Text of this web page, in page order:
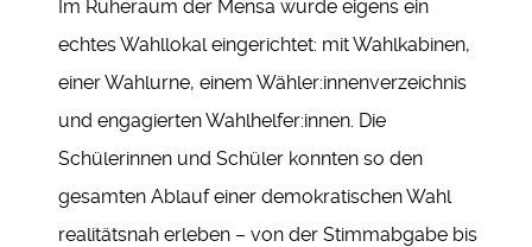
Im Ruheraum der Mensa wurde eigens ein
echtes Wahllokal eingerichtet: mit Wahlkabinen,
einer Wahlurne, einem Wähler:innenverzeichnis
und engagierten Wahlhelfer:innen. Die
Schülerinnen und Schüler konnten so den
gesamten Ablauf einer demokratischen Wahl
realitätsnah erleben – von der Stimmabgabe bis